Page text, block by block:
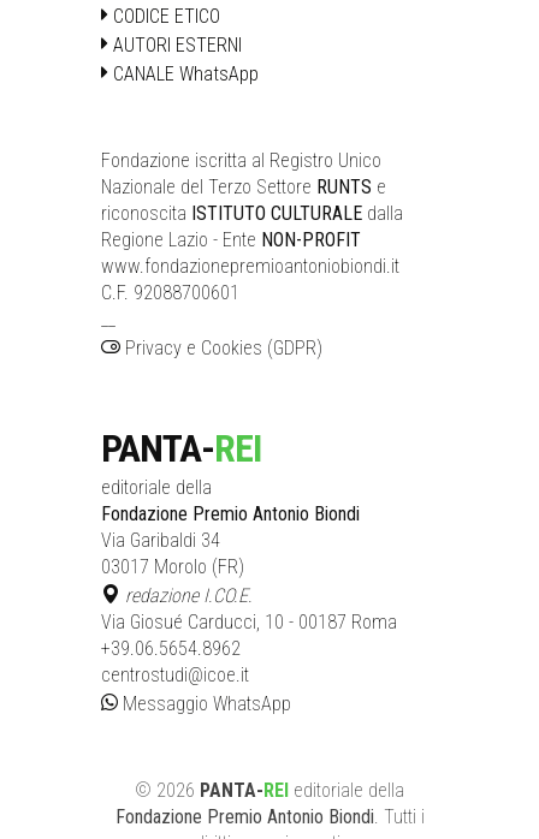
CODICE ETICO
AUTORI ESTERNI
CANALE WhatsApp
Fondazione iscritta al Registro Unico
Nazionale del Terzo Settore RUNTS e
riconoscita ISTITUTO CULTURALE dalla
Regione Lazio - Ente NON-PROFIT
www.fondazionepremioantoniobiondi.it
C.F. 92088700601
Privacy e Cookies (GDPR)
PANTA-REI
editoriale della
Fondazione Premio Antonio Biondi
Via Garibaldi 34
03017 Morolo (FR)
redazione I.CO.E.
Via Giosué Carducci, 10 - 00187 Roma
+39.06.5654.8962
centrostudi@icoe.it
Messaggio WhatsApp
© 2026 PANTA-REI editoriale della
Fondazione Premio Antonio Biondi . Tutti i